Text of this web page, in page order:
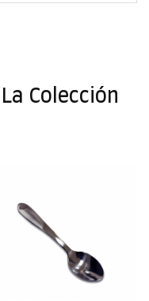
Colección